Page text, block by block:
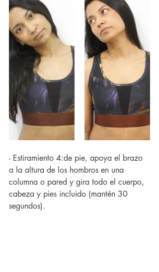
- Estiramiento 4:de pie, apoya el brazo
a la altura de los hombros en una
columna o pared y gira todo el cuerpo,
cabeza y pies incluido (mantén 30
segundos).